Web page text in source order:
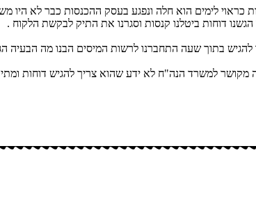
לימים הוא חלה ונפגע בעסק ההכנסות כבר לא היו
ממשפחה הוא לא היה מקושר למשרד הנה"ח לא ידע שהוא צריך